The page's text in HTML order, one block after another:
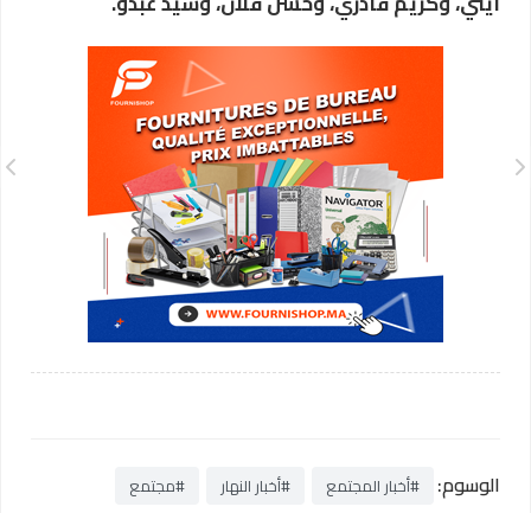
الوسوم: #أخبار المجتمع #أخبار النهار #مجتمع